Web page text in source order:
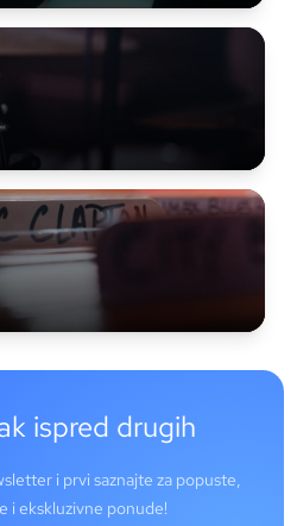
ispred drugih
i prvi saznajte za popuste,
i ekskluzivne ponude!